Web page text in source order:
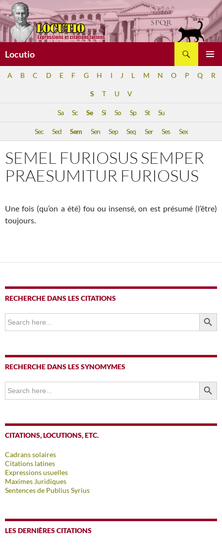
Aller
au
contenu
Locutio
A B C D E F G H I J L M N O P Q R
S T U V
Sa Sc Se Si So Sp St Su
Sec Sed Sem Sen Sep Seq Ser Ses Sex
SEMEL FURIOSUS SEMPER
PRAESUMITUR FURIOSUS
Une fois (qu’on a été) fou ou insensé, on est présumé (l’être)
toujours.
RECHERCHE DANS LES CITATIONS
Search
for:
SEARCH
RECHERCHE DANS LES SYNOMYMES
Search
for:
SEARCH
CITATIONS, LOCUTIONS, ETC.
Cadrans solaires
Citations latines
Expressions usuelles
Maximes Juridiques
Sentences de Publius Syrius
LES DERNIÈRES CITATIONS